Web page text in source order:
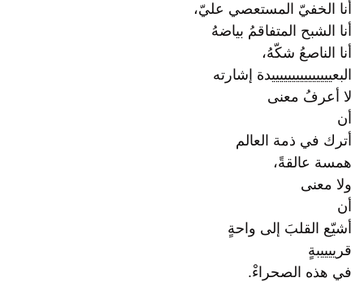
أنا الخفيّ المستعصي عليّ،
أنا الشبح المتفاقمُ بياضهُ
أنا الناصعُ شكّهُ،
البعيييييييييييييييدة إشارته
لا أعرفُ معنى
أن
أترك في ذمة العالم
همسة عالقةً،
ولا معنى
أن
أشيّع القلبَ إلى واحةٍ
قرييييبةٍ
في هذه الصحراءْ.